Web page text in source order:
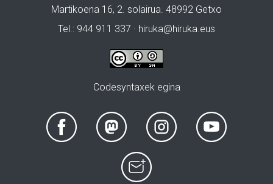
Martikoena 16, 2. solairua. 48992 Getxo
Tel.: 944 911 337 · hiruka@hiruka.eus
Codesyntaxek egina